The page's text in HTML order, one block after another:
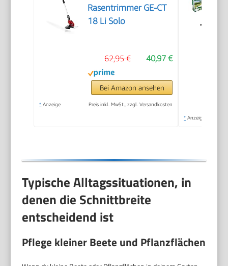
Rasentrimmer GE-CT
18 Li Solo
40,97 €
62,95 €
Bei Amazon ansehen
* Anzeige Preis inkl. MwSt., zzgl. Versandkosten
* Anzeige
Typische Alltagssituationen, in
denen die Schnittbreite
entscheidend ist
Pflege kleiner Beete und Pflanzflächen